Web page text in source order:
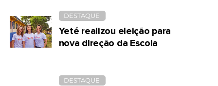
DESTAQUE
Yeté realizou eleição para
nova direção da Escola
DESTAQUE